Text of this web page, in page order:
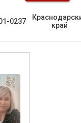
0237
край